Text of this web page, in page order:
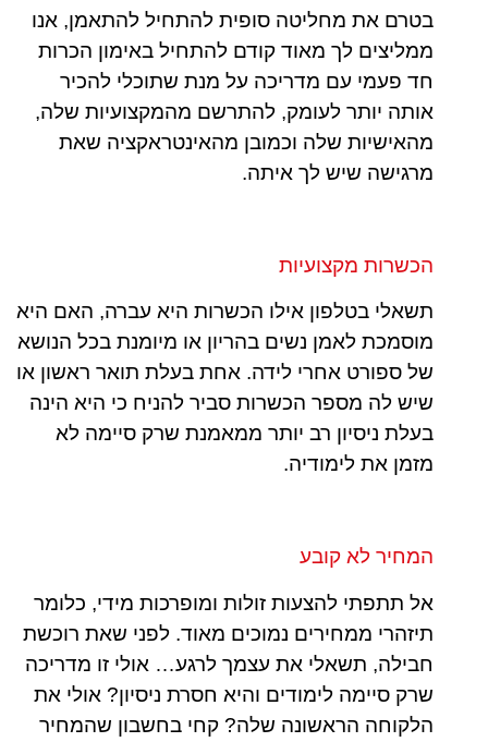
בטרם את מחליטה סופית להתחיל להתאמן, אנו
ממליצים לך מאוד קודם להתחיל באימון הכרות
חד פעמי עם מדריכה על מנת שתוכלי להכיר
אותה יותר לעומק, להתרשם מהמקצועיות שלה,
מהאישיות שלה וכמובן מהאינטראקציה שאת
מרגישה שיש לך איתה.
הכשרות מקצועיות
תשאלי בטלפון אילו הכשרות היא עברה, האם היא
מוסמכת לאמן נשים בהריון או מיומנת בכל הנושא
של ספורט אחרי לידה. אחת בעלת תואר ראשון או
שיש לה מספר הכשרות סביר להניח כי היא הינה
בעלת ניסיון רב יותר ממאמנת שרק סיימה לא
מזמן את לימודיה.
המחיר לא קובע
אל תתפתי להצעות זולות ומופרכות מידי, כלומר
תיזהרי ממחירים נמוכים מאוד. לפני שאת רוכשת
חבילה, תשאלי את עצמך לרגע… אולי זו מדריכה
שרק סיימה לימודים והיא חסרת ניסיון? אולי את
הלקוחה הראשונה שלה? קחי בחשבון שהמחיר